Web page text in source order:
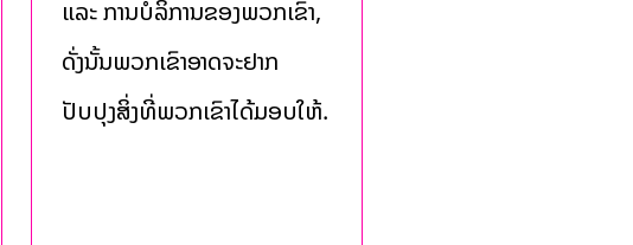
ແລະ ການບໍລິການຂອງພວກເຂົາ,
ດັ່ງນັ້ນພວກເຂົາອາດຈະຢາກ
ປັບປຸງສິ່ງທີ່ພວກເຂົາໄດ້ມອບໃຫ້.